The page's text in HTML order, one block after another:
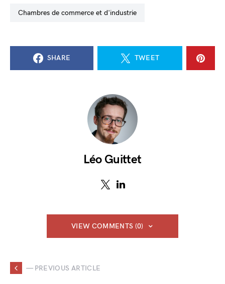
chambres de commerce et d'industrie
SHARE TWEET
Léo Guittet
VIEW COMMENTS (0)
— PREVIOUS ARTICLE